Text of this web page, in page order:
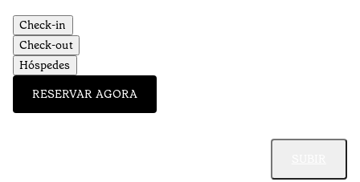
Check-in
Check-out
Hóspedes
RESERVAR AGORA